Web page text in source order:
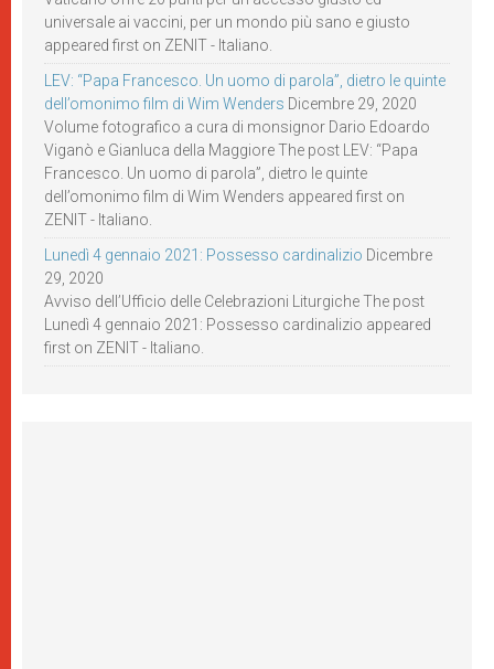
universale ai vaccini, per un mondo più sano e giusto
appeared first on ZENIT - Italiano.
LEV: “Papa Francesco. Un uomo di parola”, dietro le quinte
dell’omonimo film di Wim Wenders Dicembre 29, 2020
Volume fotografico a cura di monsignor Dario Edoardo
Viganò e Gianluca della Maggiore The post LEV: “Papa
Francesco. Un uomo di parola”, dietro le quinte
dell’omonimo film di Wim Wenders appeared first on
ZENIT - Italiano.
Lunedì 4 gennaio 2021: Possesso cardinalizio Dicembre
29, 2020
Avviso dell’Ufficio delle Celebrazioni Liturgiche The post
Lunedì 4 gennaio 2021: Possesso cardinalizio appeared
first on ZENIT - Italiano.